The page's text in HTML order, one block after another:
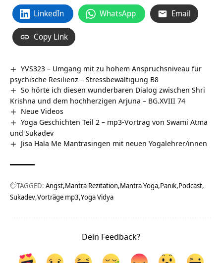
LinkedIn WhatsApp Email
Copy Link
YVS323 – Umgang mit zu hohem Anspruchsniveau für
psychische Resilienz – Stressbewältigung B8
So hörte ich diesen wunderbaren Dialog zwischen Shri
Krishna und dem hochherzigen Arjuna – BG.XVIII 74
Neue Videos
Yoga Geschichten Teil 2 – mp3-Vortrag von Swami Atma
und Sukadev
Jisa Hala Me Mantrasingen mit neuen Yogalehrer/innen
TAGGED: Angst Mantra Rezitation Mantra Yoga Panik Podcast
Sukadev Vorträge mp3 Yoga Vidya
Dein Feedback?